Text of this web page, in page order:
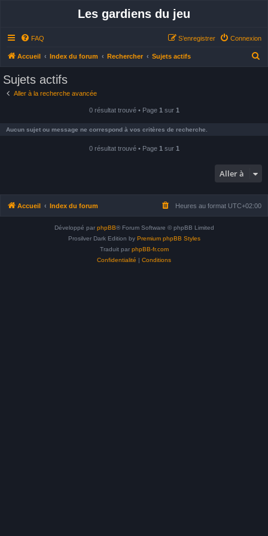
Les gardiens du jeu
FAQ Connexion
S’enregistrer
Accueil Index du forum Rechercher Sujets actifs
Sujets actifs
Aller à la recherche avancée
0 résultat trouvé • Page 1 sur 1
Aucun sujet ou message ne correspond à vos critères de recherche.
0 résultat trouvé • Page 1 sur 1
Aller à
Accueil Index du forum Heures au format UTC+02:00
Développé par phpBB® Forum Software © phpBB Limited
Prosilver Dark Edition by Premium phpBB Styles
Traduit par phpBB-fr.com
Confidentialité | Conditions